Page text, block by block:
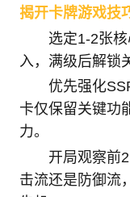
揭开卡牌游戏技
选定1-2张
入，满级后解锁
优先强化
卡仅保留关键功
力。
开局观察前
击流还是防御流